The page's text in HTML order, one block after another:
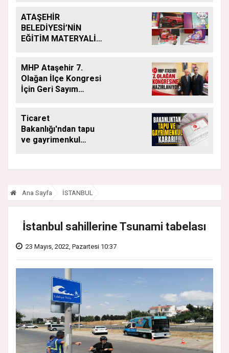
ATAŞEHİR
BELEDİYESİ’NİN
EĞİTİM MATERYALİ
SÜRÜYOR
MHP Ataşehir 7.
Olağan İlçe Kongresi
İçin Geri Sayım
Ticaret
Bakanlığı'ndan tapu
ve gayrimenkul
yapamayacak
Ana Sayfa İSTANBUL
İstanbul sahillerine Tsunami tabelası
23 Mayıs, 2022, Pazartesi 10:37